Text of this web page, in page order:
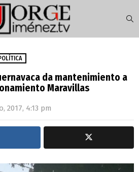
da mantenimiento a
Maravillas
2017, 4:13 pm